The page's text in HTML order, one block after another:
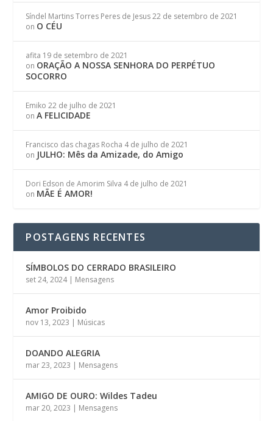
Síndel Martins Torres Peres de Jesus 22 de setembro de 2021
on O CÉU
afita 19 de setembro de 2021
on ORAÇÃO A NOSSA SENHORA DO PERPÉTUO
SOCORRO
Emiko 22 de julho de 2021
onA FELICIDADE
Francisco das chagas Rocha 4 de julho de 2021
on JULHO: Mês da Amizade, do Amigo
Dori Edson de Amorim Silva 4 de julho de 2021
on MÃE É AMOR!
POSTAGENS RECENTES
SÍMBOLOS DO CERRADO BRASILEIRO
set 24, 2024| Mensagens
Amor Proibido
nov 13, 2023 | Músicas
DOANDO ALEGRIA
mar 23, 2023 | Mensagens
AMIGO DE OURO: Wildes Tadeu
mar 20, 2023 | Mensagens